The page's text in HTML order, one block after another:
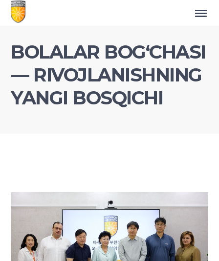
​BOLALAR BOG‘CHASI
— RIVOJLANISHNING
YANGI BOSQICHI